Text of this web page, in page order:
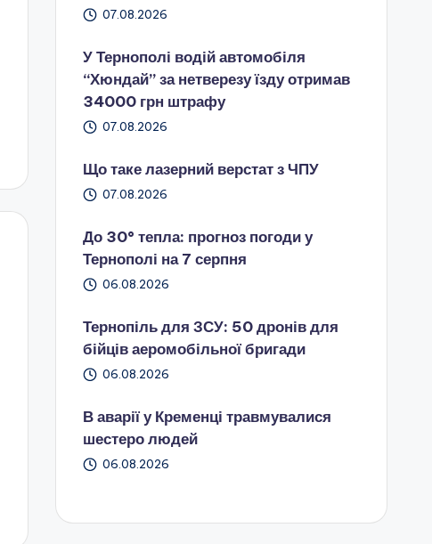
07.08.2026
У Тернополі водій автомобіля
“Хюндай” за нетверезу їзду отримав
34000 грн штрафу
07.08.2026
Що таке лазерний верстат з ЧПУ
07.08.2026
До 30° тепла: прогноз погоди у
Тернополі на 7 серпня
06.08.2026
Тернопіль для ЗСУ: 50 дронів для
бійців аеромобільної бригади
06.08.2026
В аварії у Кременці травмувалися
шестеро людей
06.08.2026